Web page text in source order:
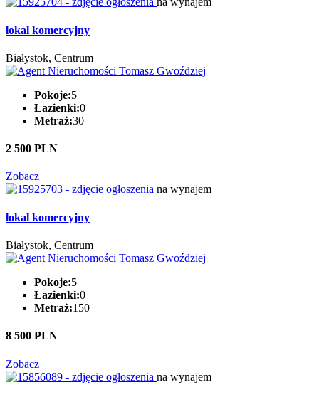
lokal komercyjny
Białystok, Centrum
Pokoje:5
Łazienki:0
Metraż:30
2 500 PLN
Zobacz
na wynajem
lokal komercyjny
Białystok, Centrum
Pokoje:5
Łazienki:0
Metraż:150
8 500 PLN
Zobacz
na wynajem